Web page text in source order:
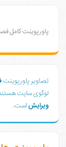
پاورپوینت کامل فصل (شخصیت
تصاویر پاورپوینت
لوگوی سایت
ویرایش است.